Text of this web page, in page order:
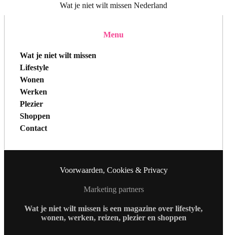
Wat je niet wilt missen Nederland
Menu
Wat je niet wilt missen
Lifestyle
Wonen
Werken
Plezier
Shoppen
Contact
Voorwaarden, Cookies & Privacy
Marketing partners
Wat je niet wilt missen is een magazine over lifestyle,
wonen, werken, reizen, plezier en shoppen